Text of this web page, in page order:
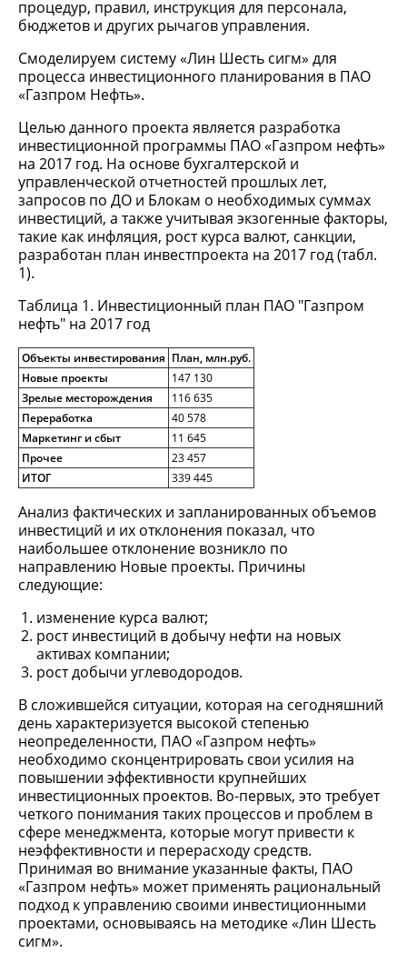
процедур, правил, инструкция для персонала,
бюджетов и других рычагов управления.
Смоделируем систему «Лин Шесть сигм» для
процесса инвестиционного планирования в ПАО
«Газпром Нефть».
Целью данного проекта является разработка
инвестиционной программы ПАО «Газпром нефть»
на 2017 год. На основе бухгалтерской и
управленческой отчетностей прошлых лет,
запросов по ДО и Блокам о необходимых суммах
инвестиций, а также учитывая экзогенные факторы,
такие как инфляция, рост курса валют, санкции,
разработан план инвестпроекта на 2017 год (табл.
1).
Таблица 1. Инвестиционный план ПАО "Газпром
нефть" на 2017 год
Объекты инвестирования План, млн.руб.
Новые проекты
147 130
Зрелые месторождения
116 635
Переработка
40 578
Маркетинг и сбыт
11 645
Прочее
23 457
ИТОГ
339 445
Анализ фактических и запланированных объемов
инвестиций и их отклонения показал, что
наибольшее отклонение возникло по
направлению Новые проекты. Причины
следующие:
изменение курса валют;
рост инвестиций в добычу нефти на новых
активах компании;
рост добычи углеводородов.
В сложившейся ситуации, которая на сегодняшний
день характеризуется высокой степенью
неопределенности, ПАО «Газпром нефть»
необходимо сконцентрировать свои усилия на
повышении эффективности крупнейших
инвестиционных проектов. Во-первых, это требует
четкого понимания таких процессов и проблем в
сфере менеджмента, которые могут привести к
неэффективности и перерасходу средств.
Принимая во внимание указанные факты, ПАО
«Газпром нефть» может применять рациональный
подход к управлению своими инвестиционными
проектами, основываясь на методике «Лин Шесть
сигм».